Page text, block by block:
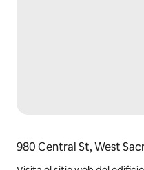
980 Central St, West